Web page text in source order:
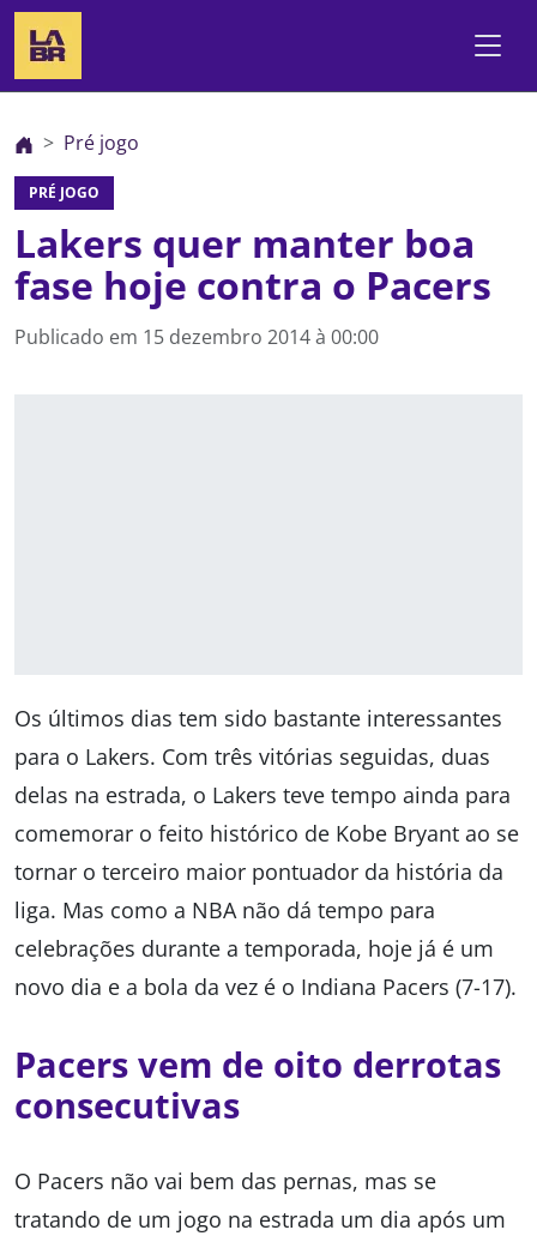
Pré jogo
PRÉ JOGO
Lakers quer manter boa
fase hoje contra o Pacers
Publicado em 15 dezembro 2014 à 00:00
Os últimos dias tem sido bastante interessantes
para o Lakers. Com três vitórias seguidas, duas
delas na estrada, o Lakers teve tempo ainda para
comemorar o feito histórico de Kobe Bryant ao se
tornar o terceiro maior pontuador da história da
liga. Mas como a NBA não dá tempo para
celebrações durante a temporada, hoje já é um
novo dia e a bola da vez é o Indiana Pacers (7-17).
Pacers vem de oito derrotas
consecutivas
O Pacers não vai bem das pernas, mas se
tratando de um jogo na estrada um dia após um